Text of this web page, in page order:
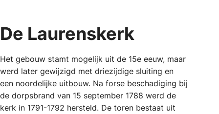
De Laurenskerk
Het gebouw stamt mogelijk uit de 15e eeuw, maar
werd later gewijzigd met driezijdige sluiting en
een noordelijke uitbouw. Na forse beschadiging bij
de dorpsbrand van 15 september 1788 werd de
kerk in 1791-1792 hersteld. De toren bestaat uit